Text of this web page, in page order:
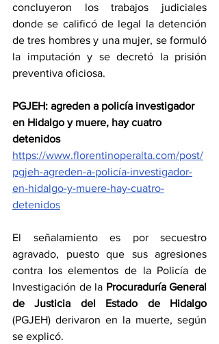
concluyeron los trabajos judiciales
donde se calificó de legal la detención
de tres hombres y una mujer, se formuló
la imputación y se decretó la prisión
preventiva oficiosa.
PGJEH: agreden a policía investigador
en Hidalgo y muere, hay cuatro
detenidos
https://www.florentinoperalta.com/post/
pgjeh-agreden-a-policía-investigador-
en-hidalgo-y-muere-hay-cuatro-
detenidos
El señalamiento es por secuestro
agravado, puesto que sus agresiones
contra los elementos de la Policía de
Investigación de la Procuraduría General
de Justicia del Estado de Hidalgo
(PGJEH) derivaron en la muerte, según
se explicó.